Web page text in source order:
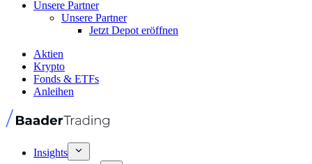
Unsere Partner
Unsere Partner
Jetzt Depot eröffnen
Aktien
Krypto
Fonds & ETFs
Anleihen
Insights